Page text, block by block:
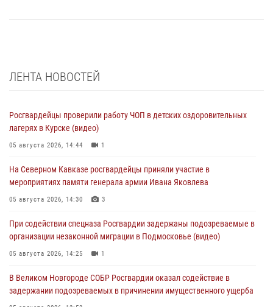
ЛЕНТА НОВОСТЕЙ
Росгвардейцы проверили работу ЧОП в детских оздоровительных
лагерях в Курске (видео)
05 августа 2026, 14:44 1
На Северном Кавказе росгвардейцы приняли участие в
мероприятиях памяти генерала армии Ивана Яковлева
05 августа 2026, 14:30 3
При содействии спецназа Росгвардии задержаны подозреваемые в
организации незаконной миграции в Подмосковье (видео)
05 августа 2026, 14:25 1
В Великом Новгороде СОБР Росгвардии оказал содействие в
задержании подозреваемых в причинении имущественного ущерба